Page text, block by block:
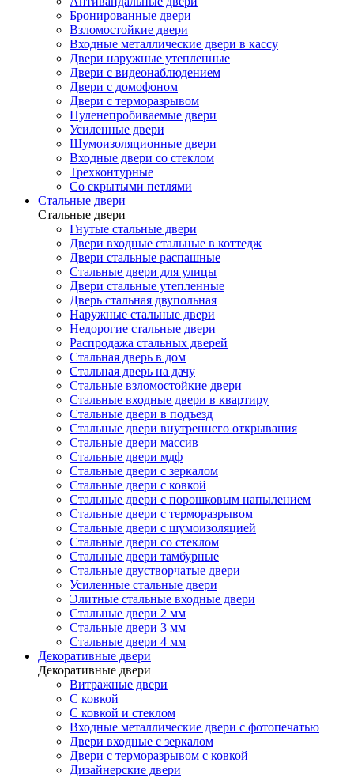
Бронированные двери
Взломостойкие двери
Входные металлические двери в кассу
Двери наружные утепленные
Двери с видеонаблюдением
Двери с домофоном
Двери с терморазрывом
Пуленепробиваемые двери
Усиленные двери
Шумоизоляционные двери
Входные двери со стеклом
Трехконтурные
Со скрытыми петлями
Стальные двери
Стальные двери
Гнутые стальные двери
Двери входные стальные в коттедж
Двери стальные распашные
Стальные двери для улицы
Двери стальные утепленные
Дверь стальная двупольная
Наружные стальные двери
Недорогие стальные двери
Распродажа стальных дверей
Стальная дверь в дом
Стальная дверь на дачу
Стальные взломостойкие двери
Стальные входные двери в квартиру
Стальные двери в подъезд
Стальные двери внутреннего открывания
Стальные двери массив
Стальные двери мдф
Стальные двери с зеркалом
Стальные двери с ковкой
Стальные двери с порошковым напылением
Стальные двери с терморазрывом
Стальные двери с шумоизоляцией
Стальные двери со стеклом
Стальные двери тамбурные
Стальные двустворчатые двери
Усиленные стальные двери
Элитные стальные входные двери
Стальные двери 2 мм
Стальные двери 3 мм
Стальные двери 4 мм
Декоративные двери
Декоративные двери
Витражные двери
С ковкой
С ковкой и стеклом
Входные металлические двери с фотопечатью
Двери входные с зеркалом
Двери с терморазрывом с ковкой
Дизайнерские двери